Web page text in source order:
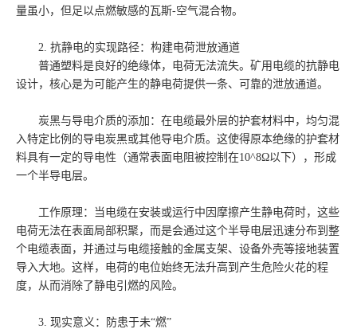
量虽小，但足以点燃敏感的瓦斯-空气混合物。
2. 抗静电的实现路径：构建电荷泄放通道
普通塑料是良好的绝缘体，电荷无法流失。矿用电缆的抗静电
设计，核心是为可能产生的静电荷提供一条、可靠的泄放通道。
炭黑与导电介质的添加：在电缆最外层的护套材料中，均匀混
入特定比例的导电炭黑或其他导电介质。这使得原本绝缘的护套材
料具有一定的导电性（通常表面电阻被控制在10^8Ω以下），形成
一个半导电层。
工作原理：当电缆在安装或运行中因摩擦产生静电荷时，这些
电荷无法在表面局部积聚，而是会通过这个半导电层迅速分布到整
个电缆表面，并通过与电缆接触的金属支架、设备外壳等接地装置
导入大地。这样，电荷的电位始终无法升高到产生危险火花的程
度，从而消除了静电引燃的风险。
3. 现实意义：防患于未“燃”